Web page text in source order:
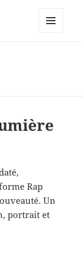
Oury
Rap
Un
portrait et